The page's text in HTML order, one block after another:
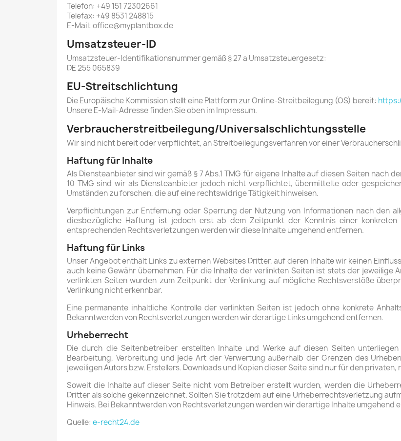
Telefon: +49 151 72302661
Telefax: +49 8531 248815
E-Mail: office@myplantbox.de
Umsatzsteuer-ID
Umsatzsteuer-Identifikationsnummer gemäß § 27 a Umsatzsteuergesetz:
DE 255 065839
EU-Streitschlichtung
Die Europäische Kommission stellt eine Plattform zur Online-Streitbeilegung (OS) bereit:
Unsere E-Mail-Adresse finden Sie oben im Impressum.
Verbraucher­streit­beilegung/Universal­schlichtungs­stelle
Wir sind nicht bereit oder verpflichtet, an Streitbeilegungsverfahren vor einer
Haftung für Inhalte
Als Diensteanbieter sind wir gemäß § 7 Abs.1 TMG für eigene Inhalte auf diesen Seiten nach
10 TMG sind wir als Diensteanbieter jedoch nicht verpflichtet, übermittelte oder
Umständen zu forschen, die auf eine rechtswidrige Tätigkeit hinweisen.
Verpflichtungen zur Entfernung oder Sperrung der Nutzung von Informationen nach den
diesbezügliche Haftung ist jedoch erst ab dem Zeitpunkt der Kenntnis einer konkreten
entsprechenden Rechtsverletzungen werden wir diese Inhalte umgehend entfernen.
Haftung für Links
Unser Angebot enthält Links zu externen Websites Dritter, auf deren Inhalte wir keinen
auch keine Gewähr übernehmen. Für die Inhalte der verlinkten Seiten ist stets der jeweilige
verlinkten Seiten wurden zum Zeitpunkt der Verlinkung auf mögliche Rechtsverstöße
Verlinkung nicht erkennbar.
Eine permanente inhaltliche Kontrolle der verlinkten Seiten ist jedoch ohne konkrete
Bekanntwerden von Rechtsverletzungen werden wir derartige Links umgehend entfernen.
Urheberrecht
Die durch die Seitenbetreiber erstellten Inhalte und Werke auf diesen Seiten
Bearbeitung, Verbreitung und jede Art der Verwertung außerhalb der Grenzen des
jeweiligen Autors bzw. Erstellers. Downloads und Kopien dieser Seite sind nur für den
Soweit die Inhalte auf dieser Seite nicht vom Betreiber erstellt wurden, werden die
Dritter als solche gekennzeichnet. Sollten Sie trotzdem auf eine Urheberrechtsverletzung
Hinweis. Bei Bekanntwerden von Rechtsverletzungen werden wir derartige Inhalte umgehend
Quelle: e-recht24.de